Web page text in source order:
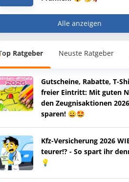
Alle anzeigen
Ratgeber Neuste Ratgeber
Gutscheine, Rabatte, T-
freier Eintritt: Mit guten
den Zeugnisaktionen
sparen! 😀🤩
Kfz-Versicherung 2026
teurer!? - So spart ihr
💡